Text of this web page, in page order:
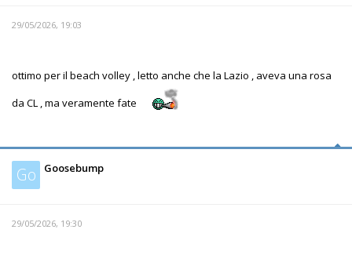
29/05/2026, 19:03
ottimo per il beach volley , letto anche che la Lazio , aveva una rosa
da CL , ma veramente fate
Go Goosebump
29/05/2026, 19:30